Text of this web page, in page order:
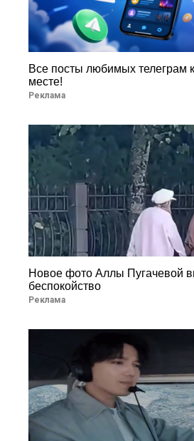
Все посты любимых телеграм
месте!
Реклама
Новое фото Аллы Пугачевой
беспокойство
Реклама